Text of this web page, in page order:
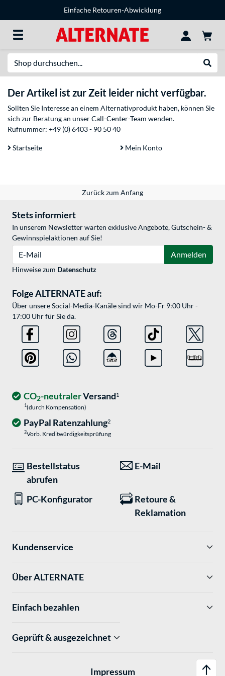
Einfache Retouren-Abwicklung
Der Artikel ist zur Zeit leider nicht verfügbar.
Sollten Sie Interesse an einem Alternativprodukt haben, können Sie
sich zur Beratung an unser Call-Center-Team wenden.
Rufnummer: +49 (0) 6403 - 90 50 40
Startseite Mein Konto
Zurück zum Anfang
Stets informiert
In unserem Newsletter warten exklusive Angebote, Gutschein- &
Gewinnspielaktionen auf Sie!
Anmelden
Hinweise zum Datenschutz
Folge ALTERNATE auf:
Über unsere Social-Media-Kanäle sind wir Mo-Fr 9:00 Uhr -
17:00 Uhr für Sie da.
CO2-neutralerVersand1
1(durch Kompensation)
PayPal Ratenzahlung2
2Vorb. Kreditwürdigkeitsprüfung
Bestellstatus
abrufen
E-Mail
PC-Konfigurator
Retoure &
Reklamation
Kundenservice
Über ALTERNATE
Einfach bezahlen
Geprüft & ausgezeichnet
Impressum